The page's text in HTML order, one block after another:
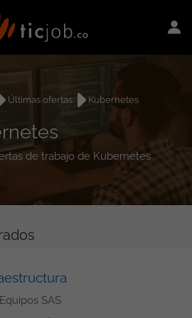
Últimas ofertas Kubernetes
de trabajo de Kubernetes
SAS